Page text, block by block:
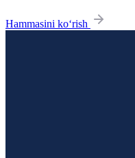
Hammasini ko‘rish